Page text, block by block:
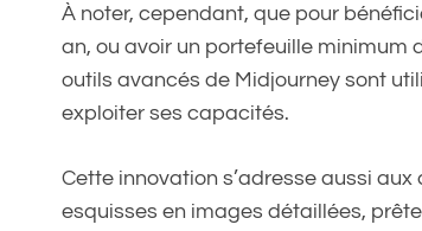
À noter, cependant, que pour
an, ou avoir un portefeuille minimum
outils avancés de Midjourney sont
exploiter ses capacités.
Cette innovation s’adresse aussi
esquisses en images détaillées,